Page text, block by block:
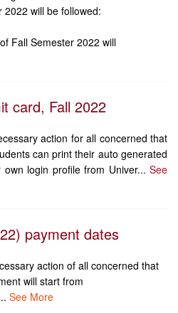
2022 will be followed:
Fall Semester 2022 will
card, Fall 2022
action for all concerned that
can print their auto generated
login profile from Univer... See
payment dates
action of all concerned that
will start from
See More